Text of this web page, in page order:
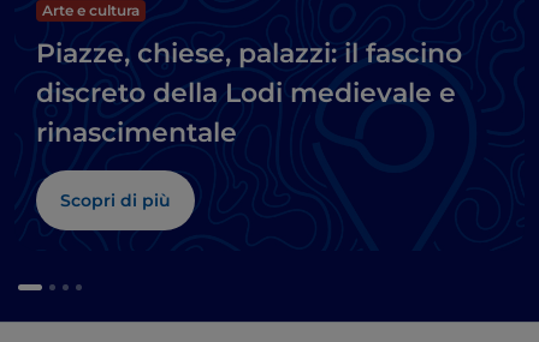
Arte e cultura
Piazze, chiese, palazzi: il fascino
discreto della Lodi medievale e
rinascimentale
Scopri di più